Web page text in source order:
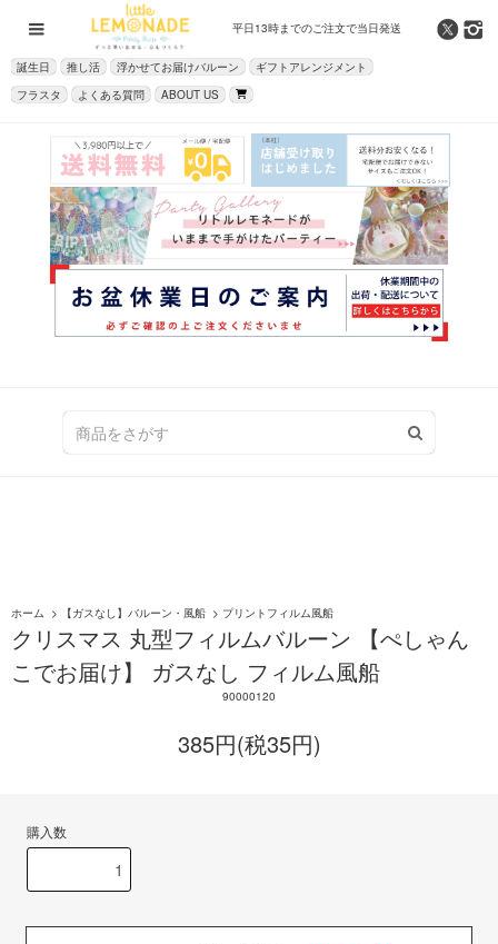
平日13時までのご注文で当日発送
誕生日 推し活 浮かせてお届けバルーン
ギフトアレンジメント
フラスタ
よくある質問 ABOUT US
ホーム > 【ガスなし】バルーン・風船 > プリントフィルム風船
クリスマス 丸型フィルムバルーン 【ぺしゃん
こでお届け】 ガスなし フィルム風船
90000120
385円(税35円)
購入数